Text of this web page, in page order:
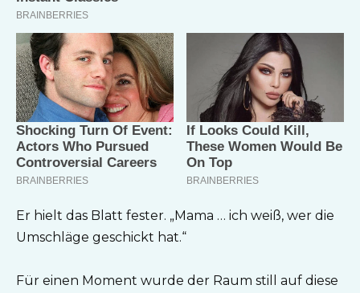
Er hielt das Blatt fester. „Mama … ich weiß, wer die
Umschläge geschickt hat.“
Für einen Moment wurde der Raum still auf diese